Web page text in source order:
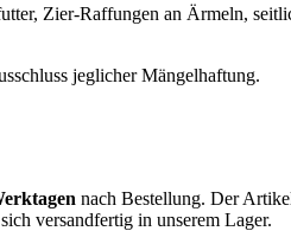
Zier-Raffungen an Ärmeln,
jeglicher Mängelhaftung.
nach Bestellung. Der
versandfertig in unserem Lager.